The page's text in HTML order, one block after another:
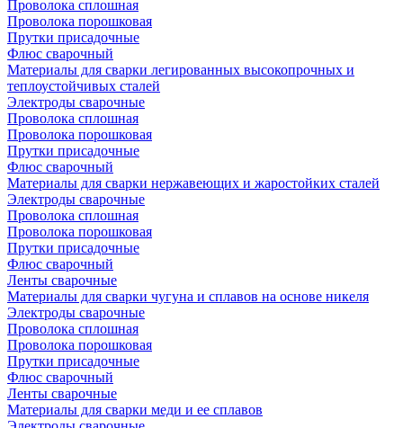
Проволока сплошная
Проволока порошковая
Прутки присадочные
Флюс сварочный
Материалы для сварки легированных высокопрочных и
теплоустойчивых сталей
Электроды сварочные
Проволока сплошная
Проволока порошковая
Прутки присадочные
Флюс сварочный
Материалы для сварки нержавеющих и жаростойких сталей
Электроды сварочные
Проволока сплошная
Проволока порошковая
Прутки присадочные
Флюс сварочный
Ленты сварочные
Материалы для сварки чугуна и сплавов на основе никеля
Электроды сварочные
Проволока сплошная
Проволока порошковая
Прутки присадочные
Флюс сварочный
Ленты сварочные
Материалы для сварки меди и ее сплавов